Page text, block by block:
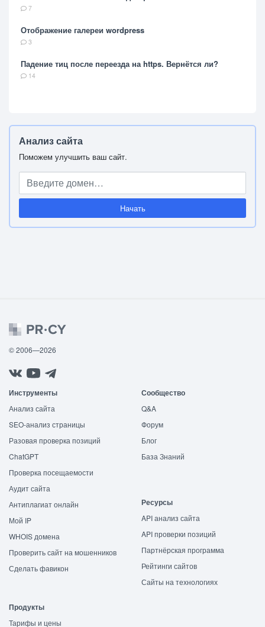
7
Отображение галереи wordpress
3
Падение тиц после переезда на https. Вернётся ли?
14
Анализ сайта
Поможем улучшить ваш сайт.
Начать
© 2006—2026
Инструменты
Анализ сайта
SEO-анализ страницы
Разовая проверка позиций
ChatGPT
Проверка посещаемости
Аудит сайта
Антиплагиат онлайн
Мой IP
WHOIS домена
Проверить сайт на мошенников
Сделать фавикон
Сообщество
Q&A
Форум
Блог
База Знаний
Ресурсы
API анализ сайта
API проверки позиций
Партнёрская программа
Рейтинги сайтов
Сайты на технологиях
Продукты
Тарифы и цены